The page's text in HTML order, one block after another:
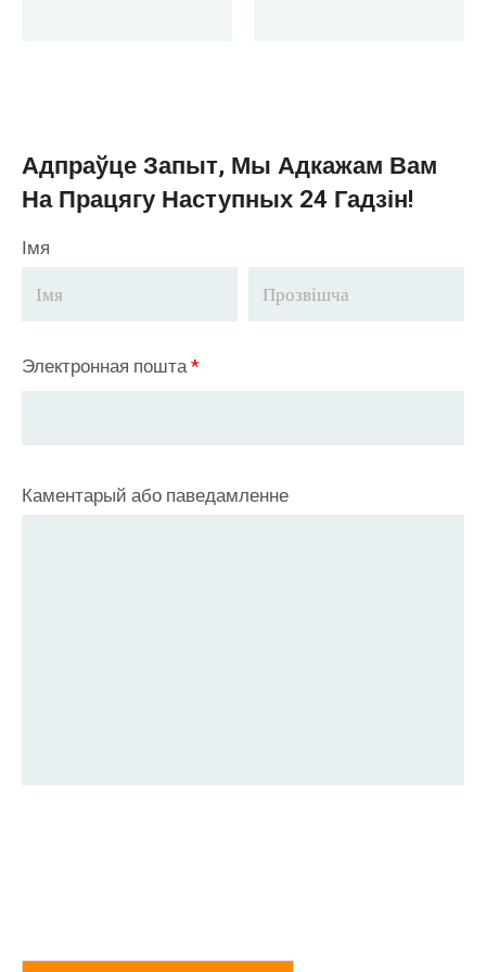
Адпраўце Запыт, Мы Адкажам Вам
На Працягу Наступных 24 Гадзін!
Імя
Электронная пошта*
Каментарый або паведамленне